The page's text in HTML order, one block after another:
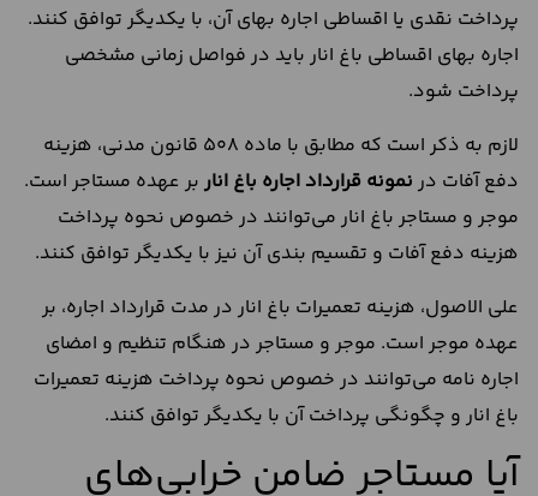
پرداخت نقدی یا اقساطی اجاره بهای آن، با یکدیگر توافق کنند.
اجاره بهای اقساطی باغ انار باید در فواصل زمانی مشخصی
پرداخت شود.
لازم به ذکر است که مطابق با ماده 508 قانون مدنی، هزینه
دفع آفات در نمونه قرارداد اجاره باغ انار بر عهده مستاجر است.
موجر و مستاجر باغ انار می‌توانند در خصوص نحوه پرداخت
هزینه دفع آفات و تقسیم بندی آن نیز با یکدیگر توافق کنند.
علی الاصول، هزینه تعمیرات باغ انار در مدت قرارداد اجاره، بر
عهده موجر است. موجر و مستاجر در هنگام تنظیم و امضای
اجاره نامه می‌توانند در خصوص نحوه پرداخت هزینه تعمیرات
باغ انار و چگونگی پرداخت آن با یکدیگر توافق کنند.
آیا مستاجر ضامن خرابی‌های